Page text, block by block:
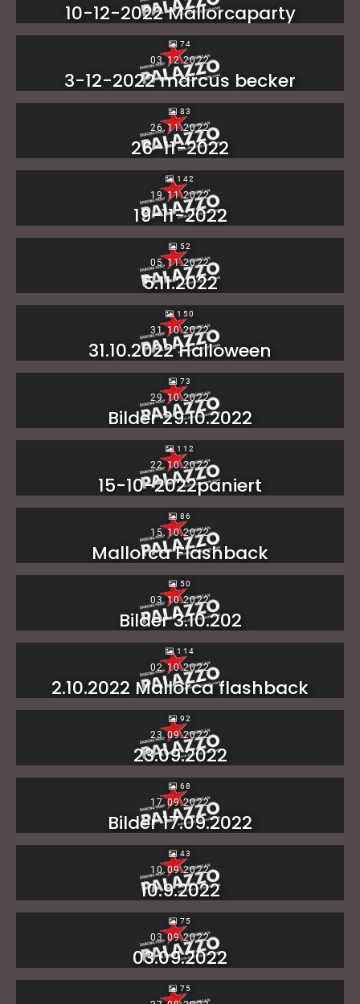
10-12-2022 Mallorcaparty
74
03.12.2022
3-12-2022 marcus becker
83
26.11.2022
26-11-2022
142
19.11.2022
19-11-2022
52
05.11.2022
5.11.2022
150
31.10.2022
31.10.2022 Halloween
73
29.10.2022
Bilder 29.10.2022
112
22.10.2022
15-10-2022paniert
86
15.10.2022
Mallorca Flashback
50
03.10.2022
Bilder 3.10.202
114
02.10.2022
2.10.2022 Mallorca flashback
92
23.09.2022
23.09.2022
68
17.09.2022
Bilder 17.09.2022
43
10.09.2022
10.9.2022
75
03.09.2022
03.09.2022
75